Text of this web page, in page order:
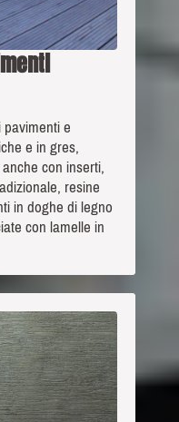
e
e in gres,
con inserti,
resine
in doghe di legno
con lamelle in